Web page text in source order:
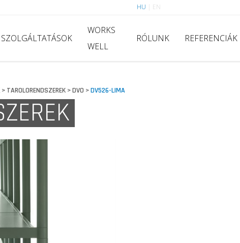
HU EN
SZOLGÁLTATÁSOK
WORKS
WELL
RÓLUNK REFERENCIÁK
> TAROLORENDSZEREK>DVO >DV526-LIMA